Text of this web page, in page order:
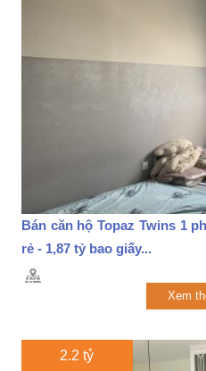
Bán căn hộ Topaz Twins 1
rẻ - 1,87 tỷ bao giấy...
Xem
2.2 tỷ